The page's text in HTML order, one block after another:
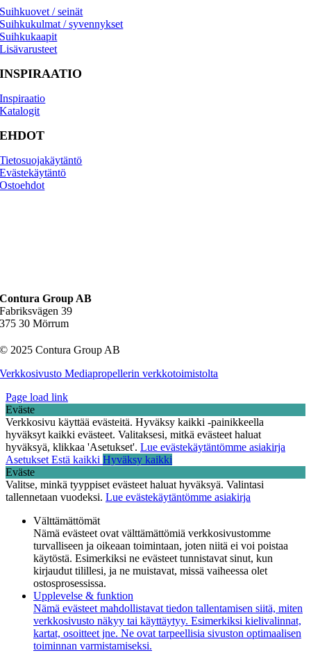
Suihkuovet / seinät
Suihkukulmat / syvennykset
Suihkukaapit
Lisävarusteet
INSPIRAATIO
Inspiraatio
Katalogit
EHDOT
Tietosuojakäytäntö
Evästekäytäntö
Osto­ehdot
Contura Group AB
Fabriksvägen 39
375 30 Mörrum
© 2025 Contura Group AB
Verkkosivusto Mediapropellerin verkkotoimistolta
Page load link
Eväste
Verkkosivu käyttää evästeitä. Hyväksy kaikki -painikkeella
hyväksyt kaikki evästeet. Valitaksesi, mitkä evästeet haluat
hyväksyä, klikkaa 'Asetukset'. Lue evästekäytäntömme asiakirja
Asetukset Estä kaikki Hyväksy kaikki
Eväste
Valitse, minkä tyyppiset evästeet haluat hyväksyä. Valintasi
tallennetaan vuodeksi. Lue evästekäytäntömme asiakirja
Välttämättömät
Nämä evästeet ovat välttämättömiä verkkosivustomme
turvalliseen ja oikeaan toimintaan, joten niitä ei voi poistaa
käytöstä. Esimerkiksi ne evästeet tunnistavat sinut, kun
kirjaudut tilillesi, ja ne muistavat, missä vaiheessa olet
ostosprosessissa.
Upplevelse & funktion
Nämä evästeet mahdollistavat tiedon tallentamisen siitä, miten
verkkosivusto näkyy tai käyttäytyy. Esimerkiksi kielivalinnat,
kartat, osoitteet jne. Ne ovat tarpeellisia sivuston optimaalisen
toiminnan varmistamiseksi.